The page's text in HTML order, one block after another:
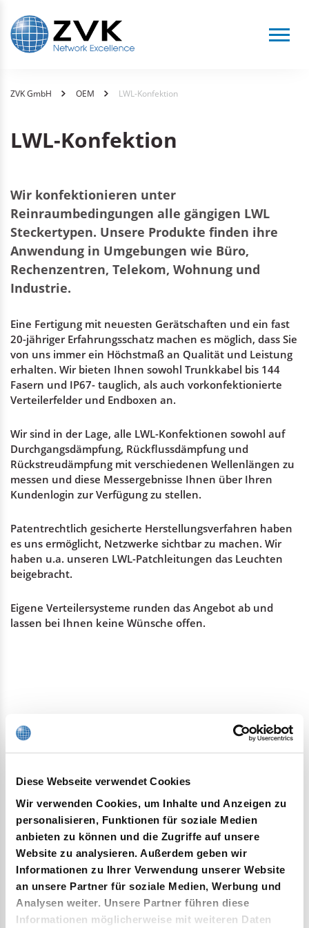
Diese Webseite verwendet Cookies
Wir verwenden Cookies, um Inhalte und Anzeigen zu
personalisieren, Funktionen für soziale Medien
anbieten zu können und die Zugriffe auf unsere
Website zu analysieren. Außerdem geben wir
Informationen zu Ihrer Verwendung unserer Website
an unsere Partner für soziale Medien, Werbung und
Analysen weiter. Unsere Partner führen diese
Informationen möglicherweise mit weiteren Daten
Zum
Zum
Sie
ZVK GmbH OEM LWL-Konfektion
LWL-Konfektion
Wir konfektionieren unter
Reinraumbedingungen alle gängigen LWL
Steckertypen. Unsere Produkte finden ihre
Anwendung in Umgebungen wie Büro,
Rechenzentren, Telekom, Wohnung und
Industrie.
Eine Fertigung mit neuesten Gerätschaften und ein fast
20-jähriger Erfahrungsschatz machen es möglich, dass Sie
von uns immer ein Höchstmaß an Qualität und Leistung
erhalten. Wir bieten Ihnen sowohl Trunkkabel bis 144
Fasern und IP67- tauglich, als auch vorkonfektionierte
Verteilerfelder und Endboxen an.
Wir sind in der Lage, alle LWL-Konfektionen sowohl auf
Durchgangsdämpfung, Rückflussdämpfung und
Rückstreudämpfung mit verschiedenen Wellenlängen zu
messen und diese Messergebnisse Ihnen über Ihren
Kundenlogin zur Verfügung zu stellen.
Patentrechtlich gesicherte Herstellungsverfahren haben
es uns ermöglicht, Netzwerke sichtbar zu machen. Wir
haben u.a. unseren LWL-Patchleitungen das Leuchten
beigebracht.
Eigene Verteilersysteme runden das Angebot ab und
lassen bei Ihnen keine Wünsche offen.
Unser Leistungsspektrum ist: